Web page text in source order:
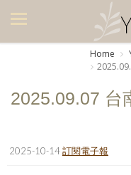
美食集
廚房集
旅遊美食集
Home
2025.09.07 台
2025-10-14訂閱電子報